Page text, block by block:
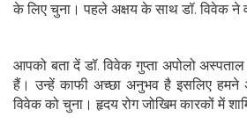
के लिए चुना। पहले अक्षय के साथ डॉ. विवेक ने
आपको बता दें डॉ. विवेक गुप्ता अपोलो अस्पताल
हैं। उन्हें काफी अच्छा अनुभव है इसलिए हमने
विवेक को चुना। हृदय रोग जोखिम कारकों में